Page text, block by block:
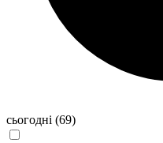
сьогодні (69)